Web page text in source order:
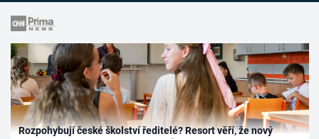
Rozpohybují české školství ředitelé? Resort věří, že nový